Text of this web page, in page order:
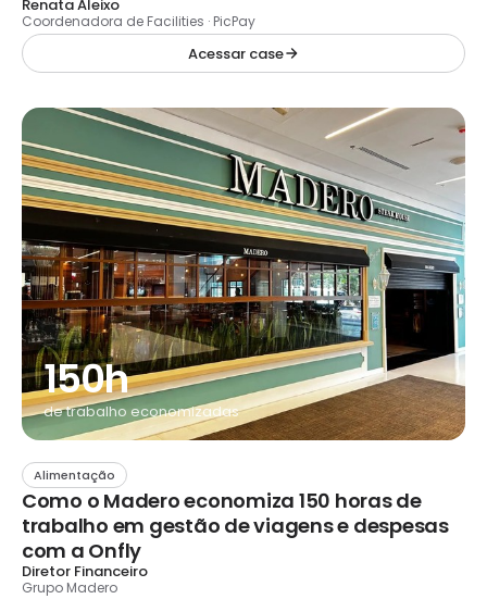
Renata Aleixo
Coordenadora de Facilities · PicPay
Acessar case
150h
de trabalho economizadas
Alimentação
Como o Madero economiza 150 horas de
trabalho em gestão de viagens e despesas
com a Onfly
Diretor Financeiro
Grupo Madero